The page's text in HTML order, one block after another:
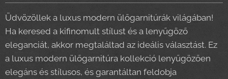
Üdvözöllek a luxus modern ülőgarnitúrák világában!
Ha keresed a kifinomult stílust és a lenyűgöző
eleganciát, akkor megtaláltad az ideális választást. Ez
a luxus modern ülőgarnitúra kollekció lenyűgözően
elegáns és stílusos, és garantáltan feldobja